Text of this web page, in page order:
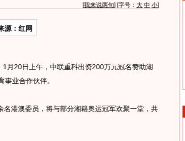
[我来说两句] [字号： 大 中 小]
源：红网
20日上午，中联重科出资200万元冠名赞助湖
业合作伙伴。
港澳委员，将与部分湘籍奥运冠军欢聚一堂，共